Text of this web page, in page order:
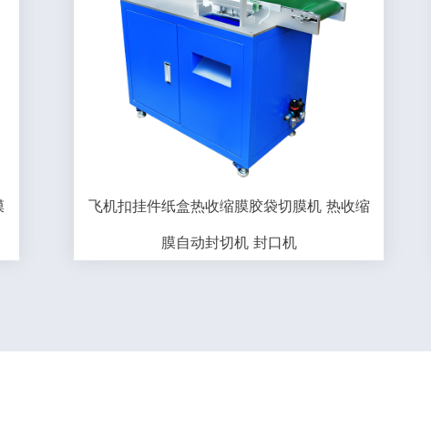
飞机扣挂件纸盒热收缩膜胶袋切膜机 热收缩
膜自动封切机 封口机